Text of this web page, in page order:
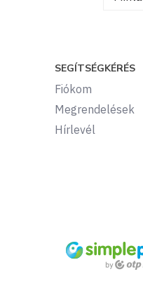
SEGÍTSÉGKÉRÉS
Fiókom
Megrendelések
Hírlevél